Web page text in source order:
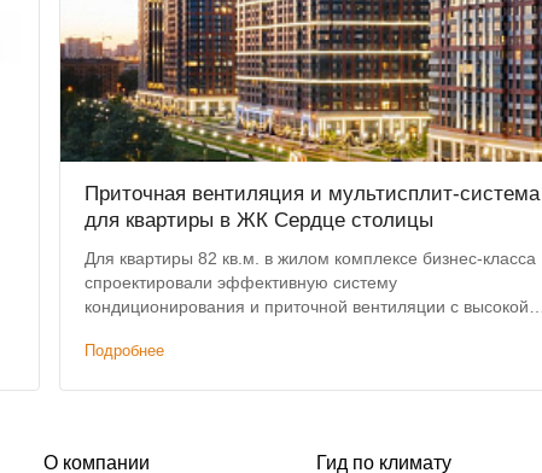
Приточная вентиляция и мультисплит-система
для квартиры в ЖК Сердце столицы
Для квартиры 82 кв.м. в жилом комплексе бизнес-класса
спроектировали эффективную систему
кондиционирования и приточной вентиляции с высокой
Подробнее
О компании Гид по климату